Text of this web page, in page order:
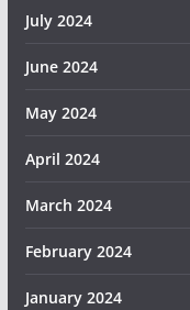
July 2024
June 2024
May 2024
April 2024
March 2024
February 2024
January 2024